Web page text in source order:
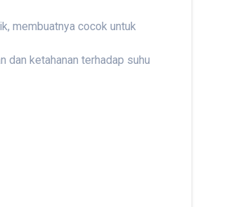
membuatnya cocok untuk
dan ketahanan terhadap suhu